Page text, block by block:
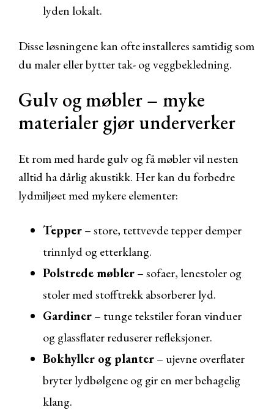
lyden lokalt.
Disse løsningene kan ofte installeres samtidig som
du maler eller bytter tak- og veggbekledning.
Gulv og møbler – myke
materialer gjør underverker
Et rom med harde gulv og få møbler vil nesten
alltid ha dårlig akustikk. Her kan du forbedre
lydmiljøet med mykere elementer:
Tepper– store, tettvevde tepper demper
trinnlyd og etterklang.
Polstrede møbler– sofaer, lenestoler og
stoler med stofftrekk absorberer lyd.
Gardiner– tunge tekstiler foran vinduer
og glassflater reduserer refleksjoner.
Bokhyller og planter– ujevne overflater
bryter lydbølgene og gir en mer behagelig
klang.